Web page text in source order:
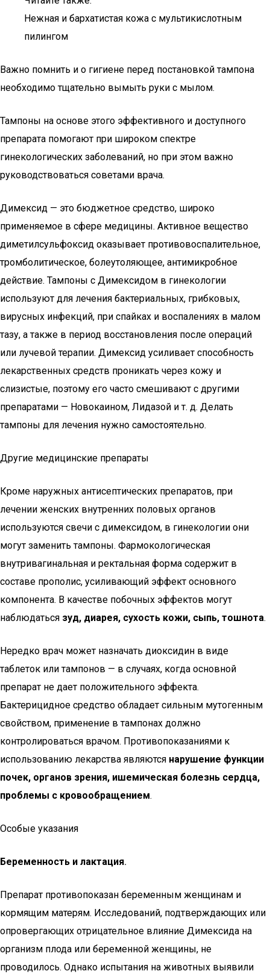
Нежная и бархатистая кожа с мультикислотным
пилингом
Важно помнить и о гигиене перед постановкой тампона
необходимо тщательно вымыть руки с мылом.
Тампоны на основе этого эффективного и доступного
препарата помогают при широком спектре
гинекологических заболеваний, но при этом важно
руководствоваться советами врача.
Димексид — это бюджетное средство, широко
применяемое в сфере медицины. Активное вещество
диметилсульфоксид оказывает противовоспалительное,
тромболитическое, болеутоляющее, антимикробное
действие. Тампоны с Димексидом в гинекологии
используют для лечения бактериальных, грибковых,
вирусных инфекций, при спайках и воспалениях в малом
тазу, а также в период восстановления после операций
или лучевой терапии. Димексид усиливает способность
лекарственных средств проникать через кожу и
слизистые, поэтому его часто смешивают с другими
препаратами — Новокаином, Лидазой и т. д. Делать
тампоны для лечения нужно самостоятельно.
Другие медицинские препараты
Кроме наружных антисептических препаратов, при
лечении женских внутренних половых органов
используются свечи с димексидом, в гинекологии они
могут заменить тампоны. Фармокологическая
внутривагинальная и ректальная форма содержит в
составе прополис, усиливающий эффект основного
компонента. В качестве побочных эффектов могут
наблюдаться зуд, диарея, сухость кожи, сыпь, тошнота.
Нередко врач может назначать диоксидин в виде
таблеток или тампонов — в случаях, когда основной
препарат не дает положительного эффекта.
Бактерицидное средство обладает сильным мутогенным
свойством, применение в тампонах должно
контролироваться врачом. Противопоказаниями к
использованию лекарства являются нарушение функции
почек, органов зрения, ишемическая болезнь сердца,
проблемы с кровообращением.
Особые указания
Беременность и лактация.
Препарат противопоказан беременным женщинам и
кормящим матерям. Исследований, подтверждающих или
опровергающих отрицательное влияние Димексида на
организм плода или беременной женщины, не
проводилось. Однако испытания на животных выявили